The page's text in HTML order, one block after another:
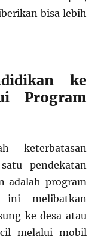
bisa lebih
ke
Program
keterbatasan
pendekatan
adalah program
ini melibatkan
ke desa atau
melalui mobil